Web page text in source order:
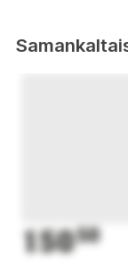
15050